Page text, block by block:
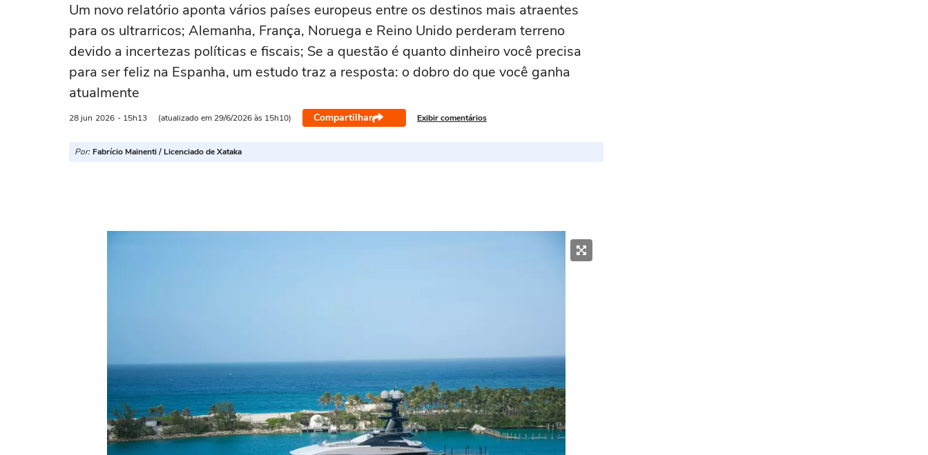
Um novo relatório aponta vários países europeus entre os destinos mais atraentes
para os ultrarricos; Alemanha, França, Noruega e Reino Unido perderam terreno
devido a incertezas políticas e fiscais; Se a questão é quanto dinheiro você precisa
para ser feliz na Espanha, um estudo traz a resposta: o dobro do que você ganha
atualmente
28 jun 2026 - 15h13 (atualizado em 29/6/2026 às 15h10) Compartilhar Exibir comentários
Por: Fabrício Mainenti / Licenciado de Xataka